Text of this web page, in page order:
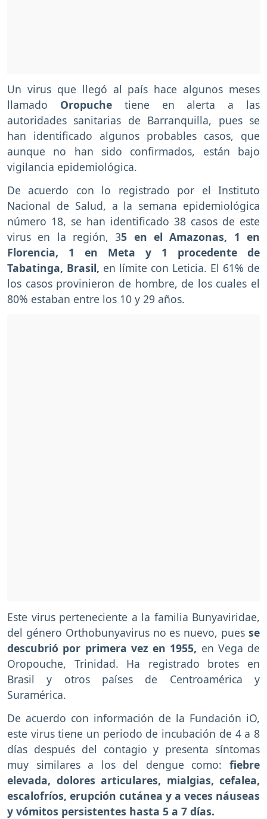
Un virus que llegó al país hace algunos meses
llamado Oropuchetiene en alerta a las
autoridades sanitarias de Barranquilla, pues se
han identificado algunos probables casos, que
aunque no han sido confirmados, están bajo
vigilancia epidemiológica.
De acuerdo con lo registrado por el Instituto
Nacional de Salud, a la semana epidemiológica
número 18, se han identificado 38 casos de este
virus en la región, 35 en el Amazonas, 1 en
Florencia, 1 en Meta y 1 procedente de
Tabatinga, Brasil, en límite con Leticia. El 61% de
los casos provinieron de hombre, de los cuales el
80% estaban entre los 10 y 29 años.
Este virus perteneciente a la familia Bunyaviridae,
del género Orthobunyavirus no es nuevo, pues se
descubrió por primera vez en 1955, en Vega de
Oropouche, Trinidad. Ha registrado brotes en
Brasil y otros países de Centroamérica y
Suramérica.
De acuerdo con información de la Fundación iO,
este virus tiene un periodo de incubación de 4 a 8
días después del contagio y presenta síntomas
muy similares a los del dengue como: fiebre
elevada, dolores articulares, mialgias, cefalea,
escalofríos, erupción cutánea y a veces náuseas
y vómitos persistentes hasta 5 a 7 días.